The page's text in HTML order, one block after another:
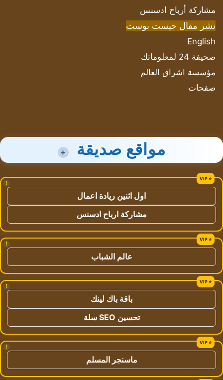
مشاركة أرباح ادسنس
نشر مقال جيست بوست
English
صحيفة 24 لمعلوماتك
مؤسسة اشراق العالم
صفحات
مواقع صديقة +
!
اول اثنين ريادة اعمال
مشاركة ارباح ادسنس
!
عالم الشباب
!
باقة باك لينك
تحسين SEO سلة
!
ماسنجر المسلم